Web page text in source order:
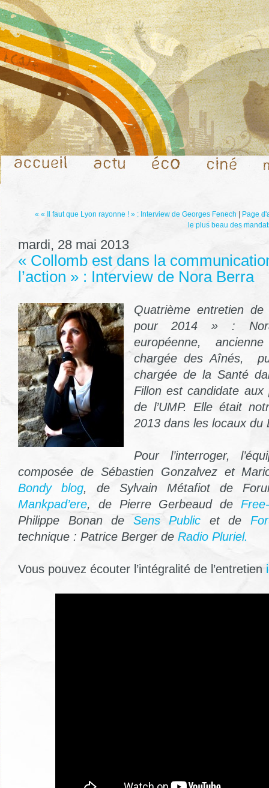
« « Il faut que Lyon rayonne ! » : Interview de Georges Fenech
Page
le plus beau des
mardi, 28 mai 2013
« Collomb est dans la
l’action » : Interview de Nora Berra
Quatrième entretien
pour 2014 » :
européenne,
chargée des Aînés,
chargée de la Santé
Fillon est candidate aux
de l’UMP. Elle était
2013 dans les locaux du
Pour l’interroger,
composée de Sébastien Gonzalvez et
Bondy blog, de Sylvain Métafiot de
Mankpad’ere, de Pierre Gerbeaud de
Philippe Bonan de Sens Public et de
technique : Patrice Berger de Radio Pluriel.
Vous pouvez écouter l’intégralité de l’entretien